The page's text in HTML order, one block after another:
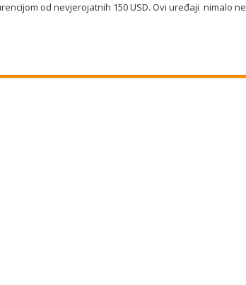
od nevjerojatnih 150 USD. Ovi uređaji nimalo ne